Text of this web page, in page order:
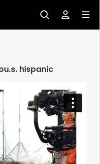
u.s. hispanic